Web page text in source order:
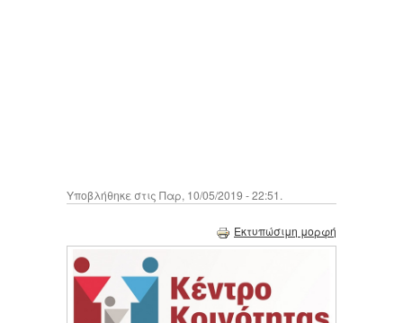
Υποβλήθηκε στις Παρ, 10/05/2019 - 22:51.
Εκτυπώσιμη μορφή